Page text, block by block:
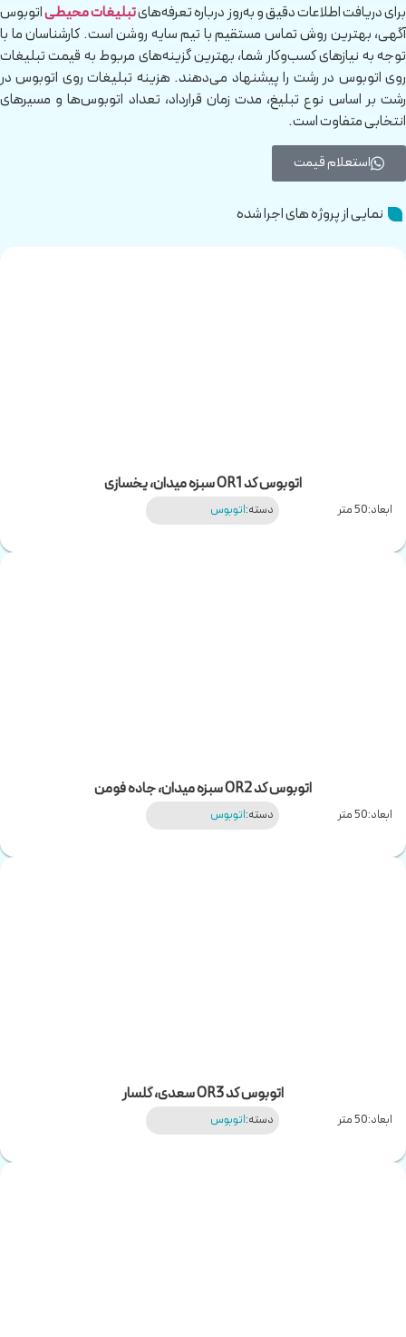
برای دریافت اطلاعات دقیق و به‌روز درباره تعرفه‌هایتبلیغات محیطیاتوبوس
آگهی، بهترین روش تماس مستقیم با تیم سایه روشن است. کارشناسان ما با
توجه به نیازهای کسب‌وکار شما، بهترین گزینه‌های مربوط به قیمت تبلیغات
روی اتوبوس در رشت را پیشنهاد می‌دهند. هزینه تبلیغات روی اتوبوس در
رشت بر اساس نوع تبلیغ، مدت زمان قرارداد، تعداد اتوبوس‌ها و مسیرهای
انتخابی متفاوت است.
استعلام قیمت
نمایی از پروژه های اجرا شده
اتوبوس کد OR1 سبزه میدان، یخسازی
ابعاد:50 متر دسته:اتوبوس
اتوبوس کد OR2 سبزه میدان، جاده فومن
ابعاد:50 متر دسته:اتوبوس
اتوبوس کد OR3 سعدی، گلسار
ابعاد:50 متر دسته:اتوبوس